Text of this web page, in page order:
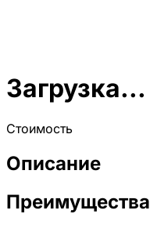
Загрузка...
Стоимость
Описание
Преимущества